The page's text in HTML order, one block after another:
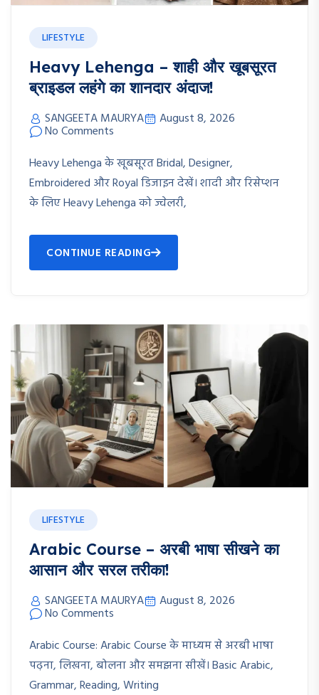
LIFESTYLE
Heavy Lehenga – शाही और खूबसूरत
ब्राइडल लहंगे का शानदार अंदाज!
SANGEETA MAURYA August 8, 2026
No Comments
Heavy Lehenga के खूबसूरत Bridal, Designer,
Embroidered और Royal डिजाइन देखें। शादी और रिसेप्शन
के लिए Heavy Lehenga को ज्वेलरी,
CONTINUE READING
LIFESTYLE
Arabic Course – अरबी भाषा सीखने का
आसान और सरल तरीका!
SANGEETA MAURYA August 8, 2026
No Comments
Arabic Course: Arabic Course के माध्यम से अरबी भाषा
पढ़ना, लिखना, बोलना और समझना सीखें। Basic Arabic,
Grammar, Reading, Writing